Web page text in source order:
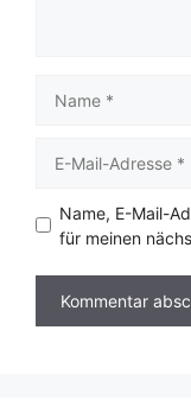
Mail-
Name, E-Mail-
für meinen